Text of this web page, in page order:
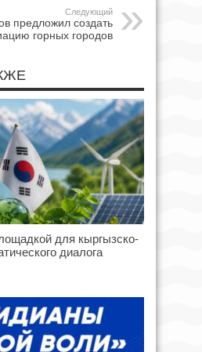
Следующий
предложил создать
горных городов
для кыргызско-
диалога